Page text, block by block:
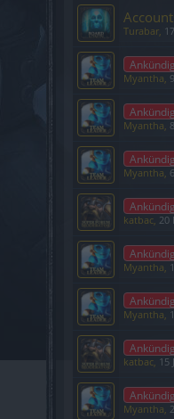
Turabar,
Myantha,
Myantha,
Myantha,
katbac, 20
Myantha,
Myantha,
katbac, 15
Myantha,